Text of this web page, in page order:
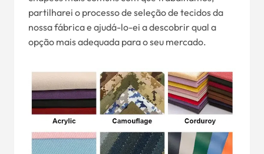
partilharei o processo de seleção de tecidos da
nossa fábrica e ajudá-lo-ei a descobrir qual a
opção mais adequada para o seu mercado.